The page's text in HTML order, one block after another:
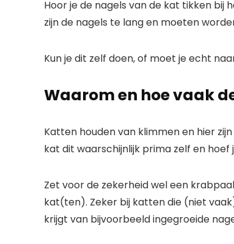
Hoor je de nagels van de kat tikken bij
zijn de nagels te lang en moeten
Kun je dit zelf doen, of moet je echt
Waarom en hoe vaak
Katten houden van klimmen en hier
kat dit waarschijnlijk prima zelf en hoef
Zet voor de zekerheid wel een
kat(ten). Zeker bij katten die (niet
krijgt van bijvoorbeeld ingegroeide